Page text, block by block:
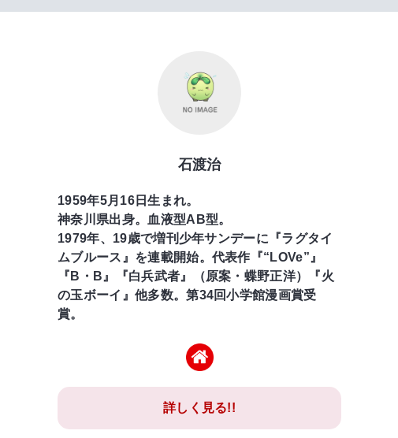
石渡治
1959年5月16日生まれ。
神奈川県出身。血液型AB型。
1979年、19歳で増刊少年サンデーに『ラグタイ
ムブルース』を連載開始。代表作『“LOVe”』
『B・B』『白兵武者』（原案・蝶野正洋）『火
の玉ボーイ』他多数。第34回小学館漫画賞受
賞。
詳しく見る!!